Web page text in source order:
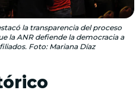
la transparencia del proceso
la ANR defiende la democracia a
Foto: Mariana Díaz